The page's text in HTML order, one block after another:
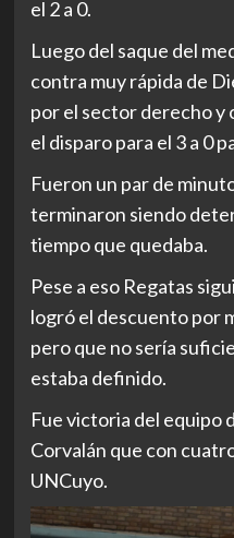
el 2 a 0.
Luego del saque del
contra muy rápida de
por el sector derecho y
el disparo para el 3 a 0
Fueron un par de
terminaron siendo
tiempo que quedaba.
Pese a eso Regatas
logró el descuento por
pero que no sería
estaba definido.
Fue victoria del equipo
Corvalán que con
UNCuyo.